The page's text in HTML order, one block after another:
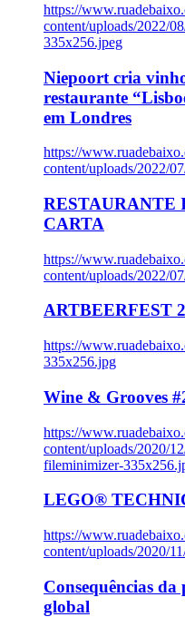
https://
content/uploads/2022/
335x256.jpeg
Niepoort cria
restaurante
em Londres
https://
content/uploads/2022/
RESTAURANTE
CARTA
https://
content/uploads/2022/
ARTBEERFEST
https://
335x256.jpg
Wine & Grooves
https://
content/uploads/2020/
fileminimizer-
LEGO®
https://
content/uploads/2020/
Consequências
global